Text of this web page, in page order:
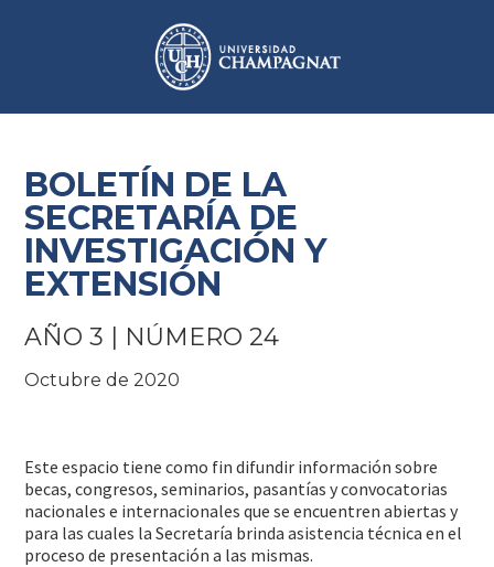
BOLETÍN DE LA
SECRETARÍA DE
INVESTIGACIÓN Y
EXTENSIÓN
AÑO 3 | NÚMERO 24
Octubre de 2020
Este espacio tiene como fin difundir información sobre
becas, congresos, seminarios, pasantías y convocatorias
nacionales e internacionales que se encuentren abiertas y
para las cuales la Secretaría brinda asistencia técnica en el
proceso de presentación a las mismas.